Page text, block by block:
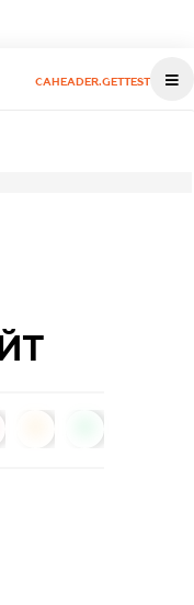
CAHEADER.GETTEST